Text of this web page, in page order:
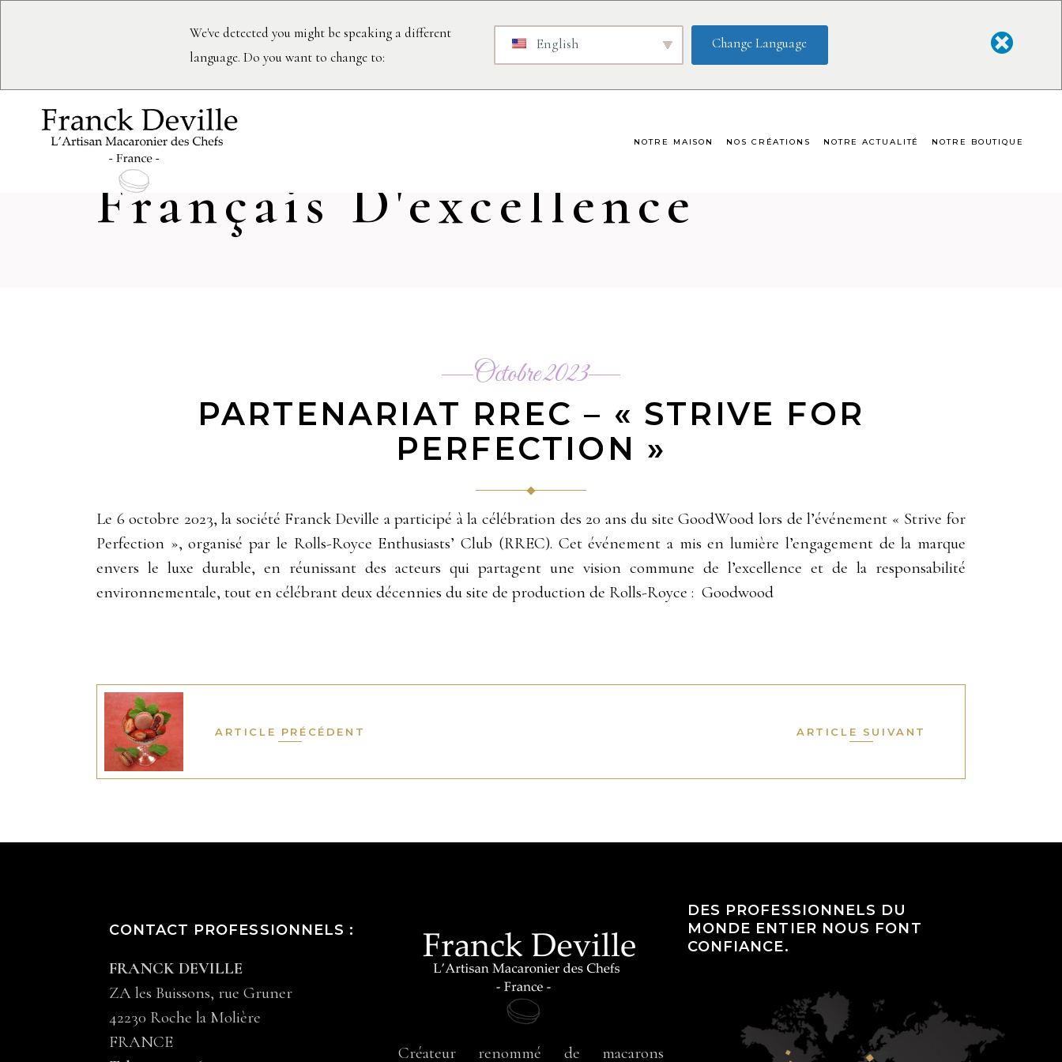
We've detected you might be speaking a different
language. Do you want to change to:
English Change Language
NOTRE MAISON NOS CRÉATIONS NOTRE ACTUALITÉ NOTRE BOUTIQUE
Franck Deville - Macarons
Français D'excellence
Octobre 2023
PARTENARIAT RREC – « STRIVE FOR
PERFECTION »
Le 6 octobre 2023, la société Franck Deville a participé à la célébration des 20 ans du site GoodWood lors de l’événement « Strive for
Perfection », organisé par le Rolls-Royce Enthusiasts’ Club (RREC). Cet événement a mis en lumière l’engagement de la marque
envers le luxe durable, en réunissant des acteurs qui partagent une vision commune de l’excellence et de la responsabilité
environnementale, tout en célébrant deux décennies du site de production de Rolls-Royce : Goodwood
ARTICLE PRÉCÉDENT ARTICLE SUIVANT
CONTACT PROFESSIONNELS :
FRANCK DEVILLE
ZA les Buissons, rue Gruner
42230 Roche la Molière
FRANCE
Créateur renommé de macarons
DES PROFESSIONNELS DU
MONDE ENTIER NOUS FONT
CONFIANCE.